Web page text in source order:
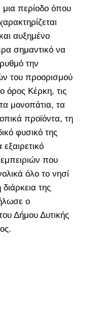
μια περίοδο όπου
αυξημένο
σημαντικό να
την
του προορισμού
όρος Κέρκη, τις
μονοπάτια, τα
προϊόντα, τη
φυσικό της
που
όλο το νησί
της
ο
Δήμου Δυτικής